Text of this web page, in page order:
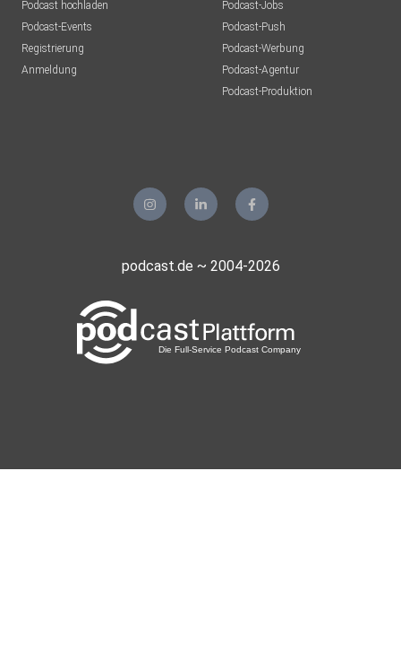
Podcast hochladen
Podcast-Events
Registrierung
Anmeldung
Podcast-Jobs
Podcast-Push
Podcast-Werbung
Podcast-Agentur
Podcast-Produktion
podcast.de ~ 2004-2026